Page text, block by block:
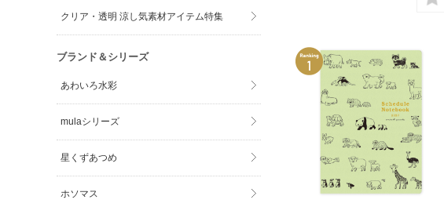
クリア・透明 涼し気素材アイテム特集
ブランド＆シリーズ
あわいろ水彩
mulaシリーズ
星くずあつめ
ホソマス